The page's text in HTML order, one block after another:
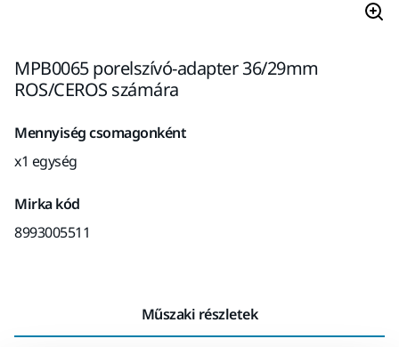
MPB0065 porelszívó-adapter 36/29mm
ROS/CEROS számára
Mennyiség csomagonként
x1 egység
Mirka kód
8993005511
Műszaki részletek